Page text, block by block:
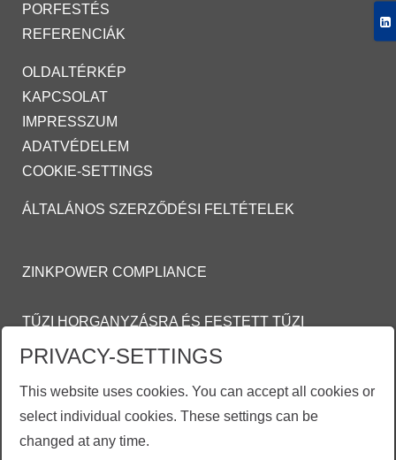
PORFESTÉS
REFERENCIÁK
OLDALTÉRKÉP
KAPCSOLAT
IMPRESSZUM
ADATVÉDELEM
COOKIE-SETTINGS
ÁLTALÁNOS SZERZŐDÉSI FELTÉTELEK
ZINKPOWER COMPLIANCE
TŰZI HORGANYZÁSRA ÉS FESTETT TŰZI
HORGANYZOTT FELÜLETEKRE VONATKOZÓ
SZERZŐDÉSI FELTÉTELEI (ASZF)
MOSON@ZINKPOWER.COM
PRIVACY-SETTINGS
This website uses cookies. You can accept all cookies or
select individual cookies. These settings can be
changed at any time.